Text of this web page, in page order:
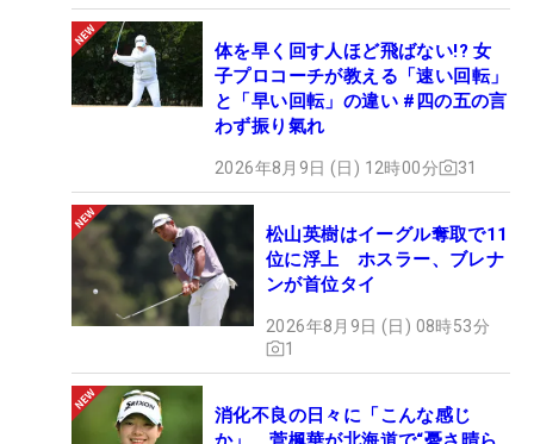
体を早く回す人ほど飛ばない!? 女
子プロコーチが教える「速い回転」
と「早い回転」の違い #四の五の言
わず振り氣れ
2026年8月9日 (日) 12時00分 31
松山英樹はイーグル奪取で11
位に浮上 ホスラー、ブレナ
ンが首位タイ
2026年8月9日 (日) 08時53分
1
消化不良の日々に「こんな感じ